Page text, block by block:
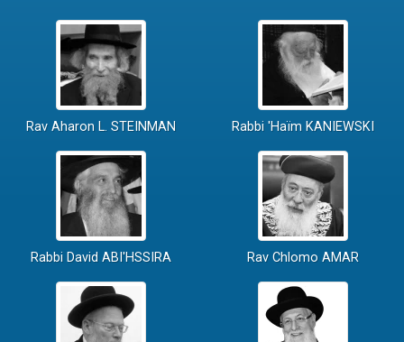
Rav Aharon L. STEINMAN Rabbi 'Haïm KANIEWSKI
Rabbi David ABI'HSSIRA Rav Chlomo AMAR